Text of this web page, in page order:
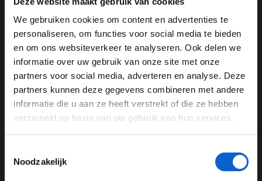
We gebruiken cookies om content en advertenties te
personaliseren, om functies voor social media te bieden
en om ons websiteverkeer te analyseren. Ook delen we
informatie over uw gebruik van onze site met onze
partners voor social media, adverteren en analyse. Deze
partners kunnen deze gegevens combineren met andere
informatie die u aan ze heeft verstrekt of die ze hebben
verzameld op basis van uw gebruik van hun services.
Noodzakelijk
Verstappen is de nieuwe sportheld van Nederland.
Wennen aan de auto
WELKOM BIJ GRAND PRIX RADIO
Ben je 24 jaar of ouder?
Pas je advertentie instellingen aan en klik hieronder om
door te gaan naar de website!
Advertentie instellingen